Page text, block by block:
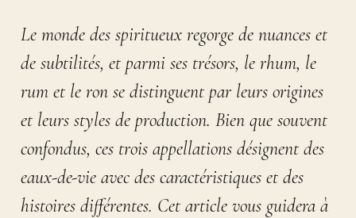
Le monde des spiritueux regorge de nuances et
de subtilités, et parmi ses trésors, le rhum, le
rum et le ron se distinguent par leurs origines
et leurs styles de production. Bien que souvent
confondus, ces trois appellations désignent des
eaux-de-vie avec des caractéristiques et des
histoires différentes. Cet article vous guidera à